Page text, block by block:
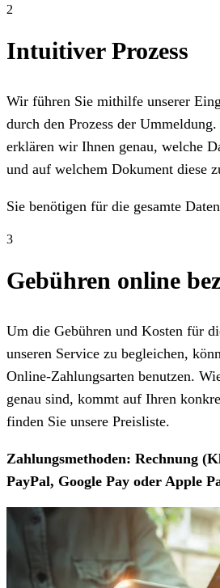
2
Intuitiver Prozess
Wir führen Sie mithilfe unserer
durch den Prozess der
erklären wir Ihnen genau, welche
und auf welchem Dokument diese
Sie benötigen für die gesamte
3
Gebühren online
Um die Gebühren und Kosten für
unseren Service zu begleichen,
Online-Zahlungsarten benutzen.
genau sind, kommt auf Ihren
finden Sie unsere Preisliste.
Zahlungsmethoden: Rechnung
PayPal, Google Pay oder Apple